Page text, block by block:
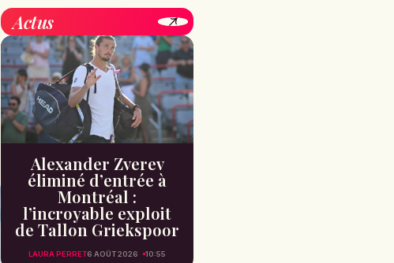
Actus
Alexander Zverev
éliminé d’entrée à
Montréal :
l’incroyable exploit
de Tallon Griekspoor
LAURA PERRET6 AOÛT 2026 10:55